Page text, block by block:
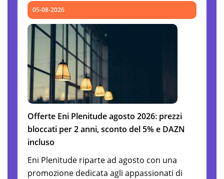
05-08-2026
Offerte Eni Plenitude agosto 2026: prezzi
bloccati per 2 anni, sconto del 5% e DAZN
incluso
Eni Plenitude riparte ad agosto con una
promozione dedicata agli appassionati di